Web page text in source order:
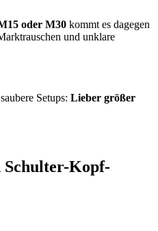
oder M30 kommt es dagegen
und unklare
Setups: Lieber größer
Schulter-Kopf-